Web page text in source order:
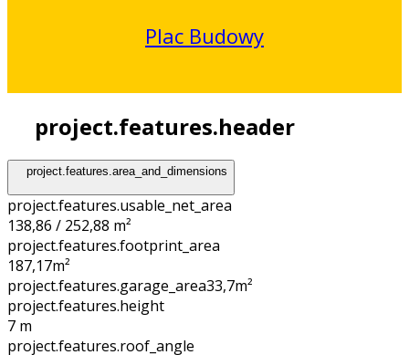
Plac Budowy
project.features.header
project.features.area_and_dimensions
project.features.usable_net_area
138,86 / 252,88 m²
project.features.footprint_area
187,17m²
project.features.garage_area33,7m²
project.features.height
7 m
project.features.roof_angle